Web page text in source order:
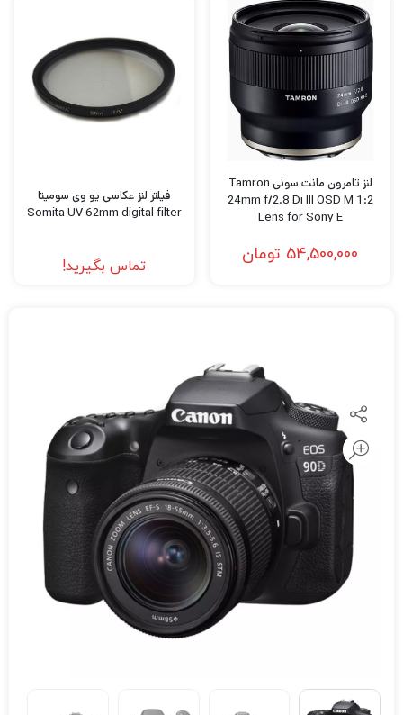
لنز تامرون مانت سونی Tamron
24mm f/2.8 Di III OSD M 1:2
Lens for Sony E
54,500,000 تومان
فیلتر لنز عکاسی یو وی سومیتا
Somita UV 62mm digital filter
تماس بگیرید!